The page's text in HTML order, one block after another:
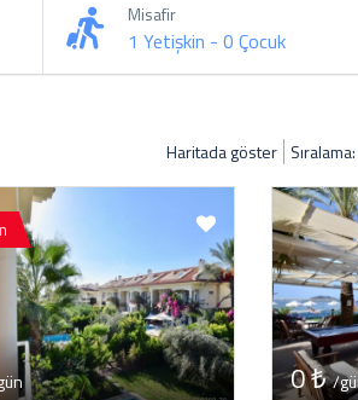
Misafir
1 Yetişkin - 0 Çocuk
Haritada göster Sıralama:
0 ₺/